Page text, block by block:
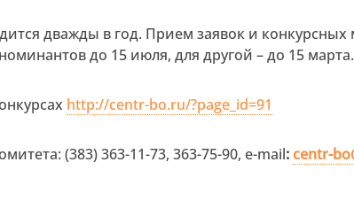
дважды в год. Прием заявок и конкурсных
до 15 июля, для другой – до 15 марта.
http://centr-bo.ru/?page_id=91
(383) 363-11-73, 363-75-90, e-mail: centr-